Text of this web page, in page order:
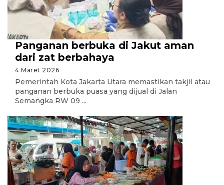
Panganan berbuka di Jakut aman
dari zat berbahaya
4 Maret 2026
Pemerintah Kota Jakarta Utara memastikan takjil atau
panganan berbuka puasa yang dijual di Jalan
Semangka RW 09 ...